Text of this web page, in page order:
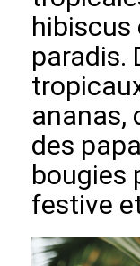
hibiscus
paradis.
ananas,
des
bougies
festive